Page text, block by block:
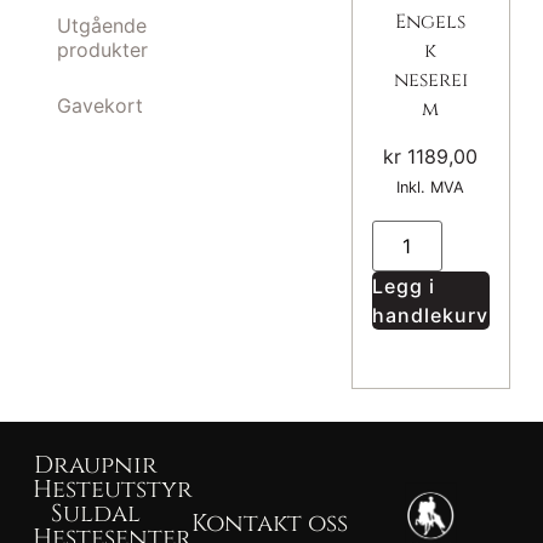
Utgående
produkter
Gavekort
Engels
k
neserei
m
kr 1189,00
Inkl. MVA
Legg i
handlekurv
Draupnir
Hesteutstyr
Suldal Kontakt oss